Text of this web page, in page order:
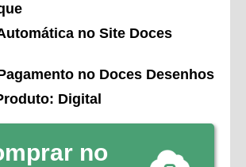
no Site Doces
no Doces Desenhos
Digital
no